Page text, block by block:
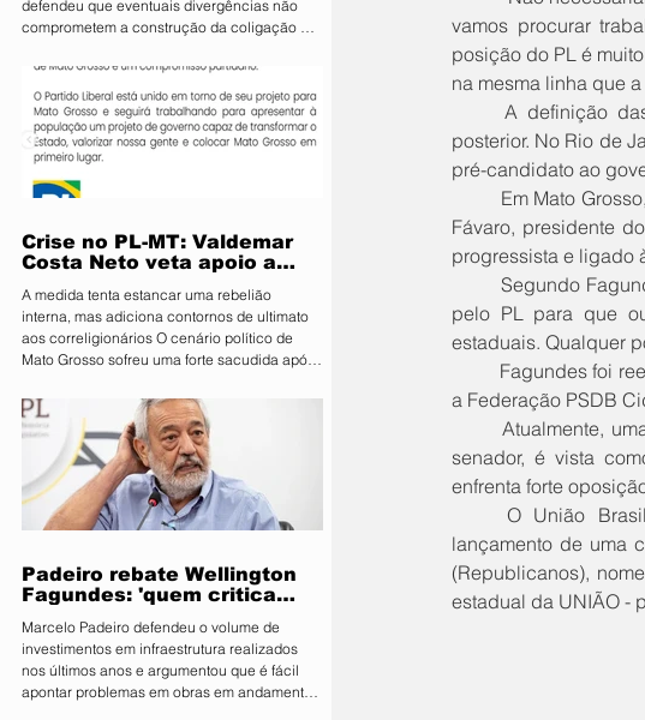
Senado
defendeu que eventuais divergências não
comprometem a construção da coligação A
candidata ao Senado, minimizou nesta terça-
feira (4) a resistência de integrantes do PL à
aliança entre os dois partidos e afirmou que
as divergências são naturais diante da
disputa eleitoral. Segundo ela, o acordo é
estratégico para fortalecer o projeto do MDB
e ampliar
Crise no PL-MT: Valdemar
Costa Neto veta apoio a
punição
A medida tenta estancar uma rebelião
interna, mas adiciona contornos de ultimato
aos correligionários O cenário político de
Mato Grosso sofreu uma forte sacudida após
do Partido Liberal (PL). Em reunião de
emergência realizada em Brasília, o
presidente nacional da sigla, Valdemar Costa
Neto, determinou que prefeitos, vereadores e
parlamentares da legenda no estado estão
expressamente proibidos de manifestar apoio
público ou pedir v
Padeiro rebate Wellington
Fagundes: 'quem critica
que mostrar'
Marcelo Padeiro defendeu o volume de
investimentos em infraestrutura realizados
nos últimos anos e argumentou que é fácil
apontar problemas em obras em andamento
vamos procurar
posição do PL é
na mesma linha que
posterior. No Rio de
pré-candidato ao
Fávaro, presidente
progressista e ligado
pelo PL para que
estaduais. Qualquer
a Federação PSDB
senador, é vista
enfrenta forte
	O União Brasil, por sua vez, demonstra divisões internas. Parte da legenda defende o
lançamento de uma
(Republicanos),
estadual da UNIÃO -